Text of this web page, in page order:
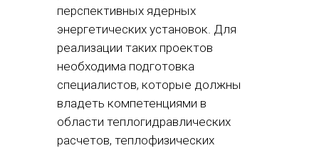
перспективных ядерных
энергетических установок. Для
реализации таких проектов
необходима подготовка
специалистов, которые должны
владеть компетенциями в
области теплогидравлических
расчетов, теплофизических